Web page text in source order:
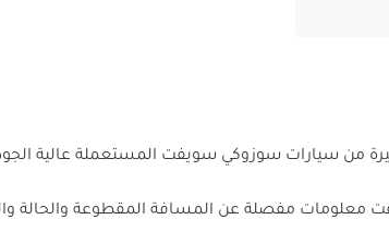
من سيارات سوزوكي سويفت المستعملة عالية
معلومات مفصلة عن المسافة المقطوعة